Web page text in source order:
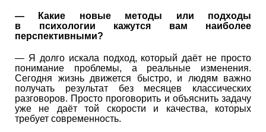
—
Какие новые методы или подходы
в психологии кажутся вам наиболее
перспективными?
— Я долго искала подход, который даёт не просто
понимание проблемы, а реальные изменения.
Сегодня жизнь движется быстро, и людям важно
получать результат без месяцев классических
разговоров. Просто проговорить и объяснить задачу
уже не даёт той скорости и качества, которых
требует современность.